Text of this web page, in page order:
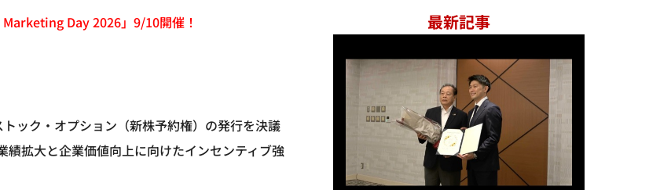
Day 2026」9/10開催！
ック・オプション（新株予約権）の発行を決議
拡大と企業価値向上に向けたインセンティブ強
最新記事